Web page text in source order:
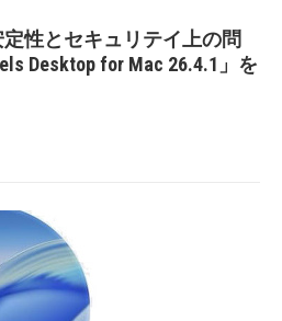
性とセキュリテイ上の問
Desktop for Mac 26.4.1」を